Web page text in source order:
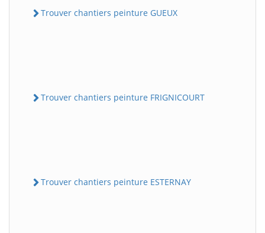
Trouver chantiers peinture GUEUX
Trouver chantiers peinture FRIGNICOURT
Trouver chantiers peinture ESTERNAY